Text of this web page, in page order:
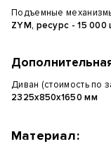
Подъемные
ZYM, ресурс - 15 000
Диван (стоимость по
2325х850х1650 мм
Материал: